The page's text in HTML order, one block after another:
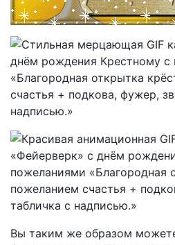
Вы таким же образом